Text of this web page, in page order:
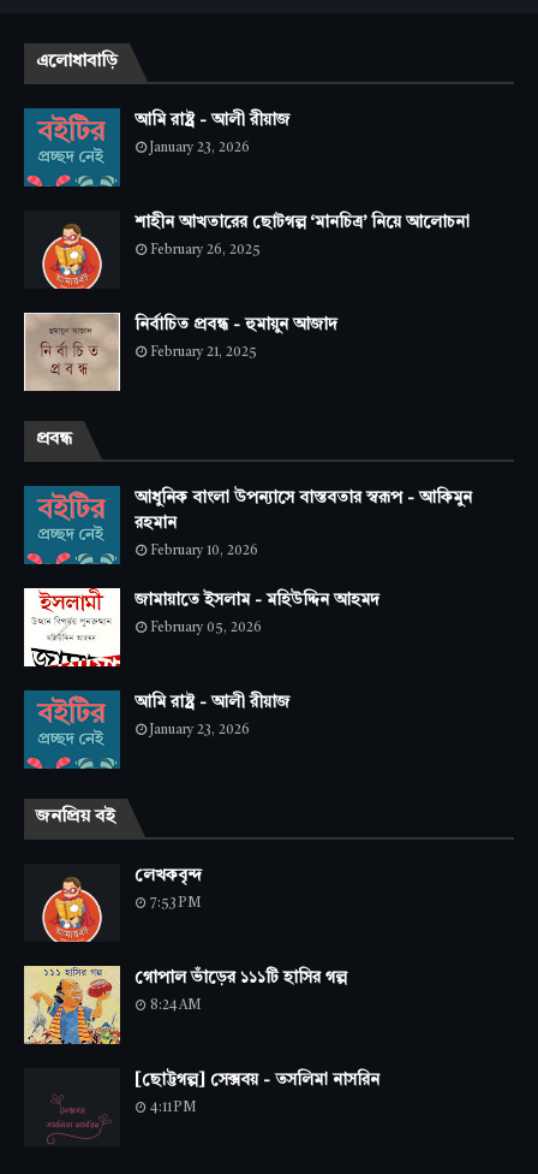
এলোধাবাড়ি
আমি রাষ্ট্র - আলী রীয়াজ
January 23, 2026
শাহীন আখতারের ছোটগল্প ‘মানচিত্র’ নিয়ে আলোচনা
February 26, 2025
নির্বাচিত প্রবন্ধ - হুমায়ুন আজাদ
February 21, 2025
প্রবন্ধ
আধুনিক বাংলা উপন্যাসে বাস্তবতার স্বরূপ - আকিমুন
রহমান
February 10, 2026
জামায়াতে ইসলাম - মহিউদ্দিন আহমদ
February 05, 2026
আমি রাষ্ট্র - আলী রীয়াজ
January 23, 2026
জনপ্রিয় বই
লেখকবৃন্দ
7:53 PM
গোপাল ভাঁড়ের ১১১টি হাসির গল্প
8:24 AM
[ছোট্টগল্প] সেক্সবয় - তসলিমা নাসরিন
4:11 PM